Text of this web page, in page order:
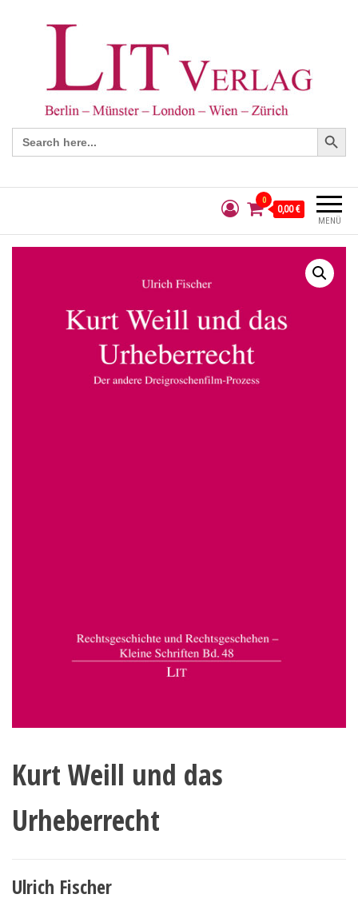
Search
for:
Search Button
MENÜ
0
0,00 €
Kurt Weill und das
Urheberrecht
Ulrich Fischer